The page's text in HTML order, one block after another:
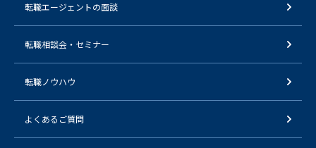
転職エージェントの面談
転職相談会・セミナー
転職ノウハウ
よくあるご質問